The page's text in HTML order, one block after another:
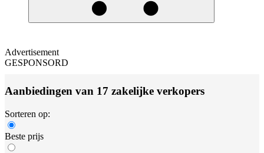
Advertisement
GESPONSORD
Aanbiedingen van 17 zakelijke verkopers
Sorteren op:
Beste prijs